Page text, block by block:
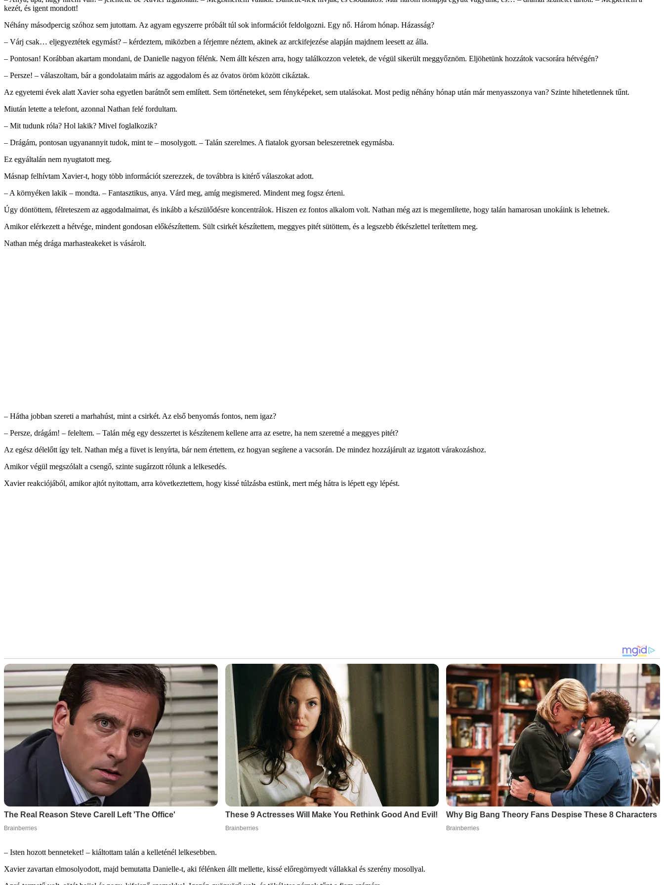
kezét, és igent mondott!
Néhány másodpercig szóhoz sem jutottam. Az agyam egyszerre próbált túl sok információt feldolgozni. Egy nő. Három hónap. Házasság?
– Várj csak… eljegyeztétek egymást? – kérdeztem, miközben a férjemre néztem, akinek az arckifejezése alapján majdnem leesett az álla.
– Pontosan! Korábban akartam mondani, de Danielle nagyon félénk. Nem állt készen arra, hogy találkozzon veletek, de végül sikerült meggyőznöm. Eljöhetünk hozzátok vacsorára hétvégén?
– Persze! – válaszoltam, bár a gondolataim máris az aggodalom és az óvatos öröm között cikáztak.
Az egyetemi évek alatt Xavier soha egyetlen barátnőt sem említett. Sem történeteket, sem fényképeket, sem utalásokat. Most pedig néhány hónap után már menyasszonya van? Szinte hihetetlennek tűnt.
Miután letette a telefont, azonnal Nathan felé fordultam.
– Mit tudunk róla? Hol lakik? Mivel foglalkozik?
– Drágám, pontosan ugyanannyit tudok, mint te – mosolygott. – Talán szerelmes. A fiatalok gyorsan beleszeretnek egymásba.
Ez egyáltalán nem nyugtatott meg.
Másnap felhívtam Xavier-t, hogy több információt szerezzek, de továbbra is kitérő válaszokat adott.
– A környéken lakik – mondta. – Fantasztikus, anya. Várd meg, amíg megismered. Mindent meg fogsz érteni.
Úgy döntöttem, félreteszem az aggodalmaimat, és inkább a készülődésre koncentrálok. Hiszen ez fontos alkalom volt. Nathan még azt is megemlítette, hogy talán hamarosan unokáink is lehetnek.
Amikor elérkezett a hétvége, mindent gondosan előkészítettem. Sült csirkét készítettem, meggyes pitét sütöttem, és a legszebb étkészlettel terítettem meg.
Nathan még drága marhasteakeket is vásárolt.
– Hátha jobban szereti a marhahúst, mint a csirkét. Az első benyomás fontos, nem igaz?
– Persze, drágám! – feleltem. – Talán még egy desszertet is készítenem kellene arra az esetre, ha nem szeretné a meggyes pitét?
Az egész délelőtt így telt. Nathan még a füvet is lenyírta, bár nem értettem, ez hogyan segítene a vacsorán. De mindez hozzájárult az izgatott várakozáshoz.
Amikor végül megszólalt a csengő, szinte sugárzott rólunk a lelkesedés.
Xavier reakciójából, amikor ajtót nyitottam, arra következtettem, hogy kissé túlzásba estünk, mert még hátra is lépett egy lépést.
– Isten hozott benneteket! – kiáltottam talán a kelleténél lelkesebben.
Xavier zavartan elmosolyodott, majd bemutatta Danielle-t, aki félénken állt mellette, kissé előregörnyedt vállakkal és szerény mosollyal.